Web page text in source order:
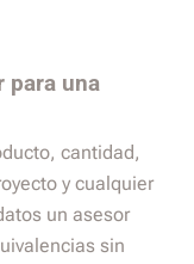
para una
cantidad,
y cualquier
un asesor
sin